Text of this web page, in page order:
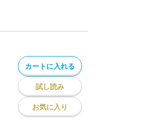
カートに入れる
試し読み
お気に入り